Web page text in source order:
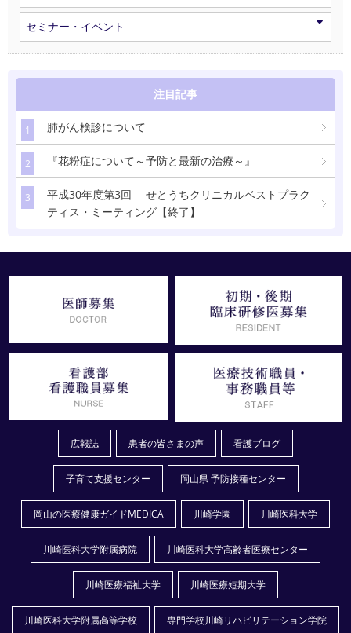
セミナー・イベント
注目記事
1 肺がん検診について
2 『花粉症について～予防と最新の治療～』
3
平成30年度第3回 せとうちクリニカルベストプラク
ティス・ミーティング【終了】
広報誌 患者の皆さまの声 看護ブログ
子育て支援センター 岡山県 予防接種センター
岡山の医療健康ガイドMEDICA 川崎学園 川崎医科大学
川崎医科大学附属病院 川崎医科大学高齢者医療センター
川崎医療福祉大学 川崎医療短期大学
川崎医科大学附属高等学校 専門学校川崎リハビリテーション学院